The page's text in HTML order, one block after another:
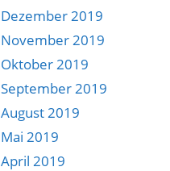
Dezember 2019
November 2019
Oktober 2019
September 2019
August 2019
Mai 2019
April 2019